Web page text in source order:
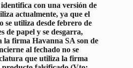
con una versión de
actualmente, ya que el
se utiliza desde febrero de
de papel y se desgarra,
la firma Havanna SA son de
al fechado no se
que utiliza la firma